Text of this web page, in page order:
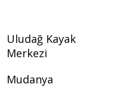
Uludağ Kayak
Merkezi
Mudanya